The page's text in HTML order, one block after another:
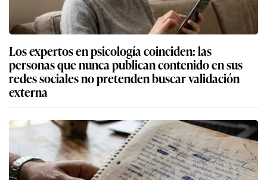
Los expertos en psicología coinciden: las
personas que nunca publican contenido en sus
redes sociales no pretenden buscar validación
externa